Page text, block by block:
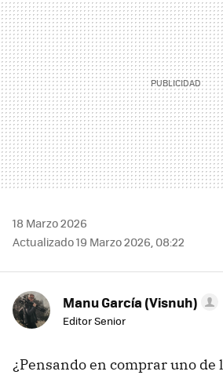
18 Marzo 2026
Actualizado 19 Marzo 2026, 08:22
Manu García (Visnuh)
Editor Senior
¿Pensando en comprar uno de